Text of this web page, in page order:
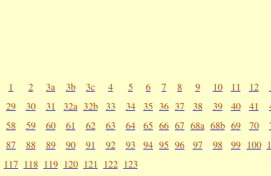
1 2 3a 3b 3c 4 5 6 7 8 9 10 11 12
29
30 31 32a 32b 33 34 35 36 37 38 39 40 41
58
59 60 61 62 63 64 65 66 67 68a 68b 69 70
87
88 89 90 91 92 93 94 95 96 97 98 99 100
117 118 119 120 121 122 123